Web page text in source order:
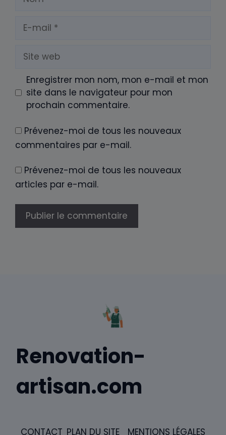
mail
Site
web
Enregistrer mon nom, mon e-mail et mon
site dans le navigateur pour mon
prochain commentaire.
Prévenez-moi de tous les nouveaux
commentaires par e-mail.
Prévenez-moi de tous les nouveaux
articles par e-mail.
Renovation-
artisan.com
CONTACT PLAN DU SITE MENTIONS LÉGALES